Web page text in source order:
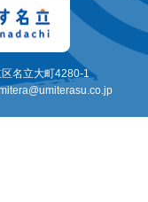
名立大町4280-1